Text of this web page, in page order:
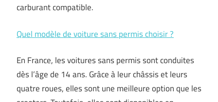
carburant compatible.
Quel modèle de voiture sans permis choisir ?
En France, les voitures sans permis sont conduites
dès l’âge de 14 ans. Grâce à leur châssis et leurs
quatre roues, elles sont une meilleure option que les